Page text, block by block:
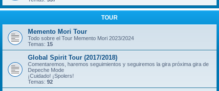
TOUR
Memento Mori Tour
Todo sobre el Tour Memento Mori 2023/2024
Temas: 15
Global Spirit Tour (2017/2018)
Comentaremos, haremos seguimientos y seguiremos la gira próxima gira de
Depeche Mode
¡Cuidado! ¡Spolers!
Temas: 92